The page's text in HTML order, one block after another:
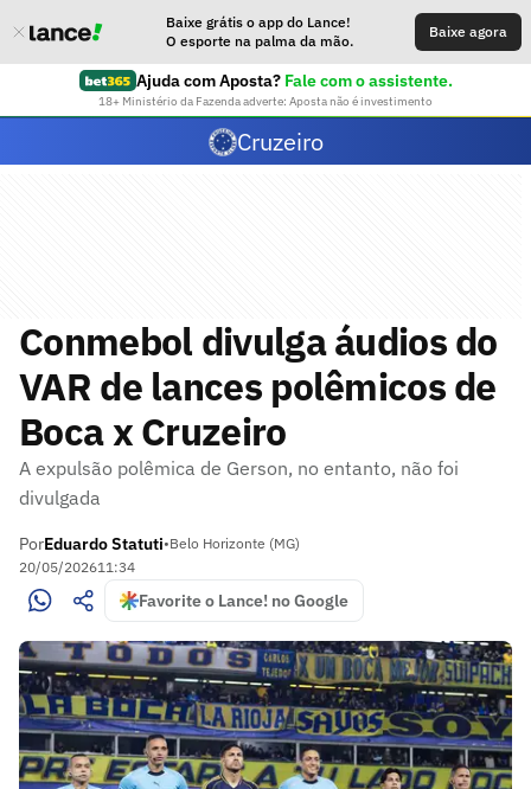
Baixe grátis o app do Lance!
O esporte na palma da mão.
Baixe agora
Ajuda com Aposta? Fale com o assistente.
18+ Ministério da Fazenda adverte: Aposta não é investimento
Cruzeiro
Conmebol divulga áudios do
VAR de lances polêmicos de
Boca x Cruzeiro
A expulsão polêmica de Gerson, no entanto, não foi
divulgada
PorEduardo Statuti•Belo Horizonte (MG)
20/05/202611:34
Favorite o Lance! no Google